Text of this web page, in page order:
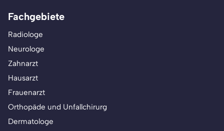
Fachgebiete
Radiologe
Neurologe
Zahnarzt
Hausarzt
Frauenarzt
Orthopäde und Unfallchirurg
Dermatologe